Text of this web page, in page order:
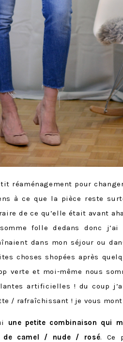
réaménagement pour
à ce que la pièce reste
de ce qu’elle était avant
folle dedans donc
dans mon séjour ou
choses shopées après
verte et moi-même nous
artificielles ! du coup
/ rafraîchissant ! je vous
une petite combinaison qui
de camel / nude / rosé. Ce